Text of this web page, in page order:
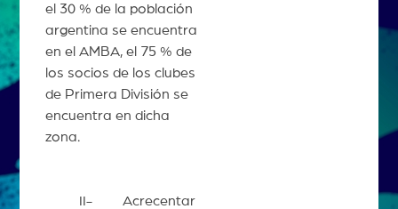
el 30 % de la población
argentina se encuentra
en el AMBA, el 75 % de
los socios de los clubes
de Primera División se
encuentra en dicha
zona.
II- Acrecentar